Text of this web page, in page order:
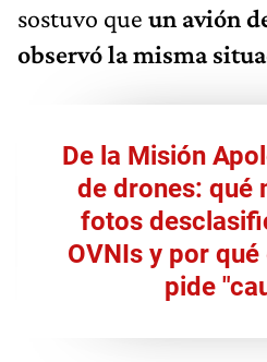
sostuvo que un avión
observó la misma
De la Misión
de drones: qué
fotos
OVNIs y por
pide